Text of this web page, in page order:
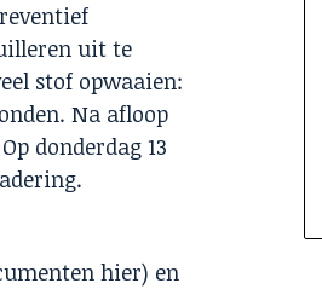
uit te
stof opwaaien:
Na afloop
donderdag 13
hier) en